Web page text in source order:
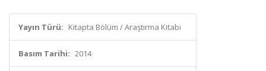
Yayın Türü: Kitapta Bölüm / Araştırma Kitabı
Basım Tarihi: 2014